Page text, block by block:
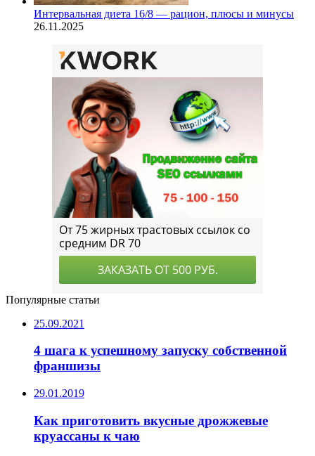
Интервальная диета 16/8 — рацион, плюсы и минусы
26.11.2025
Популярные статьи
25.09.2021
4 шага к успешному запуску собственной
франшизы
29.01.2019
Как приготовить вкусные дрожжевые
круассаны к чаю